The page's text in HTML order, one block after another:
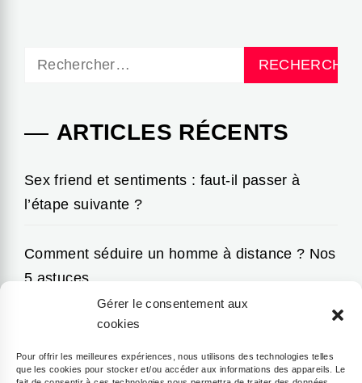
Gérer le consentement aux
cookies
Pour offrir les meilleures expériences, nous utilisons des technologies telles
que les cookies pour stocker et/ou accéder aux informations des appareils. Le
Rechercher :
ARTICLES RÉCENTS
Sex friend et sentiments : faut-il passer à
l’étape suivante ?
Comment séduire un homme à distance ? Nos
5 astuces
Comment casser la routine dans un couple et
retrouver la flamme ?